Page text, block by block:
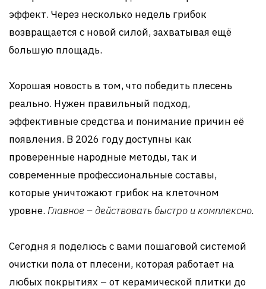
эффект. Через несколько недель грибок
возвращается с новой силой, захватывая ещё
большую площадь.
Хорошая новость в том, что победить плесень
реально. Нужен правильный подход,
эффективные средства и понимание причин её
появления. В 2026 году доступны как
проверенные народные методы, так и
современные профессиональные составы,
которые уничтожают грибок на клеточном
уровне. Главное – действовать быстро и комплексно.
Сегодня я поделюсь с вами пошаговой системой
очистки пола от плесени, которая работает на
любых покрытиях – от керамической плитки до